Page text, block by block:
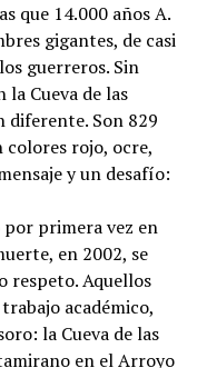
que 14.000 años A.
gigantes, de casi
guerreros. Sin
la Cueva de las
diferente. Son 829
colores rojo, ocre,
y un desafío:
por primera vez en
en 2002, se
respeto. Aquellos
académico,
la Cueva de las
en el Arroyo